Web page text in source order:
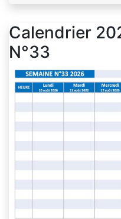
Calendrier
N°33